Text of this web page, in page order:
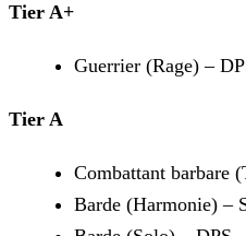
Tier A+
Guerrier (Rage) –
Tier A
Combattant barbare
Barde (Harmonie) –